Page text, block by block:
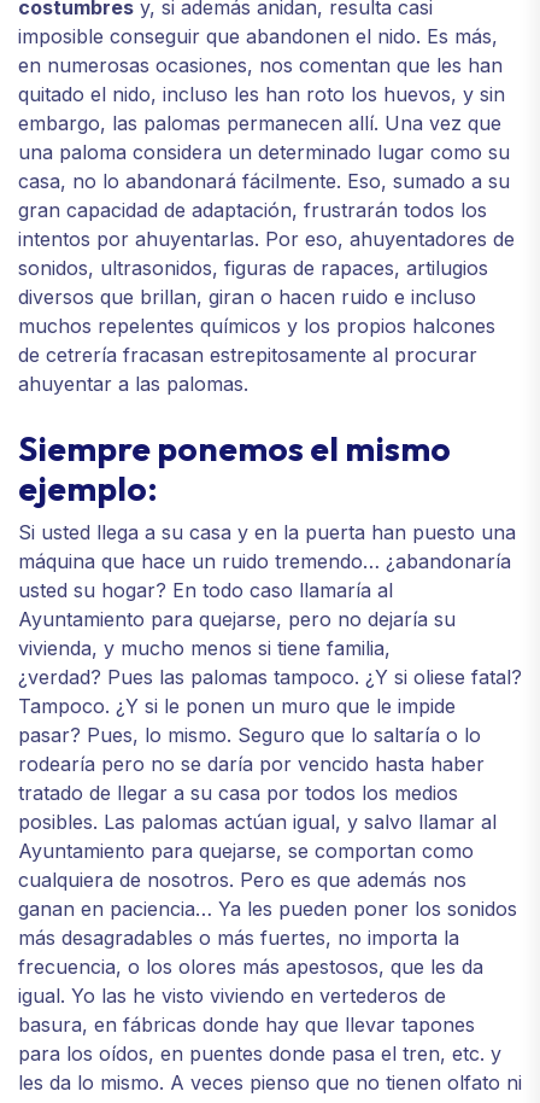
costumbres y, si además anidan, resulta casi
imposible conseguir que abandonen el nido. Es más,
en numerosas ocasiones, nos comentan que les han
quitado el nido, incluso les han roto los huevos, y sin
embargo, las palomas permanecen allí. Una vez que
una paloma considera un determinado lugar como su
casa, no lo abandonará fácilmente. Eso, sumado a su
gran capacidad de adaptación, frustrarán todos los
intentos por ahuyentarlas. Por eso, ahuyentadores de
sonidos, ultrasonidos, figuras de rapaces, artilugios
diversos que brillan, giran o hacen ruido e incluso
muchos repelentes químicos y los propios halcones
de cetrería fracasan estrepitosamente al procurar
ahuyentar a las palomas.
Siempre ponemos el mismo
ejemplo:
Si usted llega a su casa y en la puerta han puesto una
máquina que hace un ruido tremendo… ¿abandonaría
usted su hogar? En todo caso llamaría al
Ayuntamiento para quejarse, pero no dejaría su
vivienda, y mucho menos si tiene familia,
¿verdad? Pues las palomas tampoco. ¿Y si oliese fatal?
Tampoco. ¿Y si le ponen un muro que le impide
pasar? Pues, lo mismo. Seguro que lo saltaría o lo
rodearía pero no se daría por vencido hasta haber
tratado de llegar a su casa por todos los medios
posibles. Las palomas actúan igual, y salvo llamar al
Ayuntamiento para quejarse, se comportan como
cualquiera de nosotros. Pero es que además nos
ganan en paciencia… Ya les pueden poner los sonidos
más desagradables o más fuertes, no importa la
frecuencia, o los olores más apestosos, que les da
igual. Yo las he visto viviendo en vertederos de
basura, en fábricas donde hay que llevar tapones
para los oídos, en puentes donde pasa el tren, etc. y
les da lo mismo. A veces pienso que no tienen olfato ni